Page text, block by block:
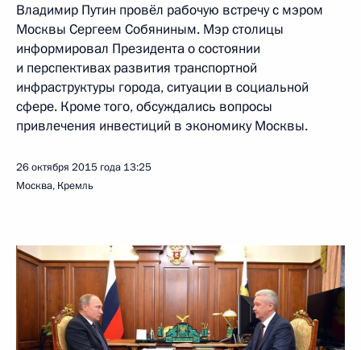
Владимир Путин провёл рабочую встречу с мэром
Москвы Сергеем Собяниным. Мэр столицы
информировал Президента о состоянии
и перспективах развития транспортной
инфраструктуры города, ситуации в социальной
сфере. Кроме того, обсуждались вопросы
привлечения инвестиций в экономику Москвы.
26 октября 2015 года 13:25
Москва, Кремль